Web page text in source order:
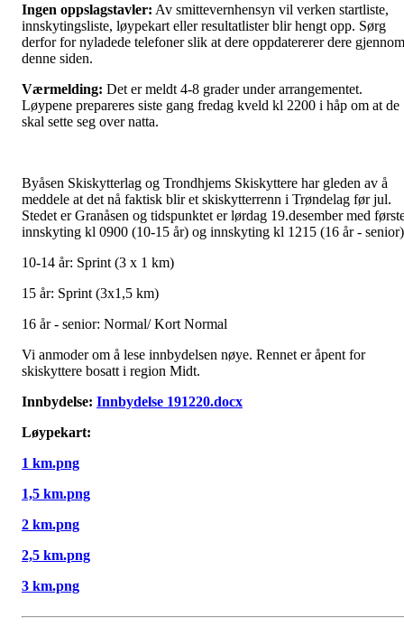
Ingen oppslagstavler: Av smittevernhensyn vil verken startliste,
innskytingsliste, løypekart eller resultatlister blir hengt opp. Sørg
derfor for nyladede telefoner slik at dere oppdatererer dere gjennom
denne siden.
Værmelding: Det er meldt 4-8 grader under arrangementet.
Løypene prepareres siste gang fredag kveld kl 2200 i håp om at de
skal sette seg over natta.
Byåsen Skiskytterlag og Trondhjems Skiskyttere har gleden av å
meddele at det nå faktisk blir et skiskytterrenn i Trøndelag før jul.
Stedet er Granåsen og tidspunktet er lørdag 19.desember med
innskyting kl 0900 (10-15 år) og innskyting kl 1215 (16 år -
10-14 år: Sprint (3 x 1 km)
15 år: Sprint (3x1,5 km)
16 år - senior: Normal/ Kort Normal
Vi anmoder om å lese innbydelsen nøye. Rennet er åpent for
skiskyttere bosatt i region Midt.
Innbydelse: Innbydelse 191220.docx
Løypekart:
1 km.png
1,5 km.png
2 km.png
2,5 km.png
3 km.png